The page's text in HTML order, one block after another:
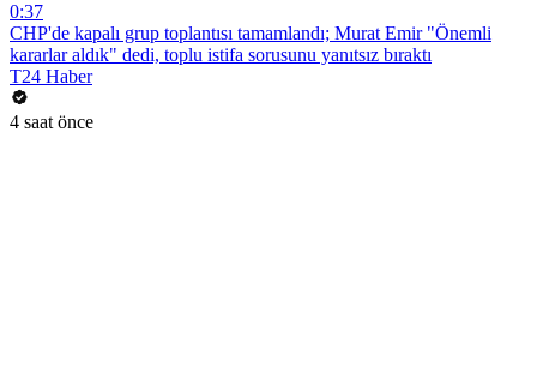
0:37
CHP'de kapalı grup toplantısı tamamlandı; Murat Emir "Önemli
kararlar aldık" dedi, toplu istifa sorusunu yanıtsız bıraktı
T24 Haber
4 saat önce